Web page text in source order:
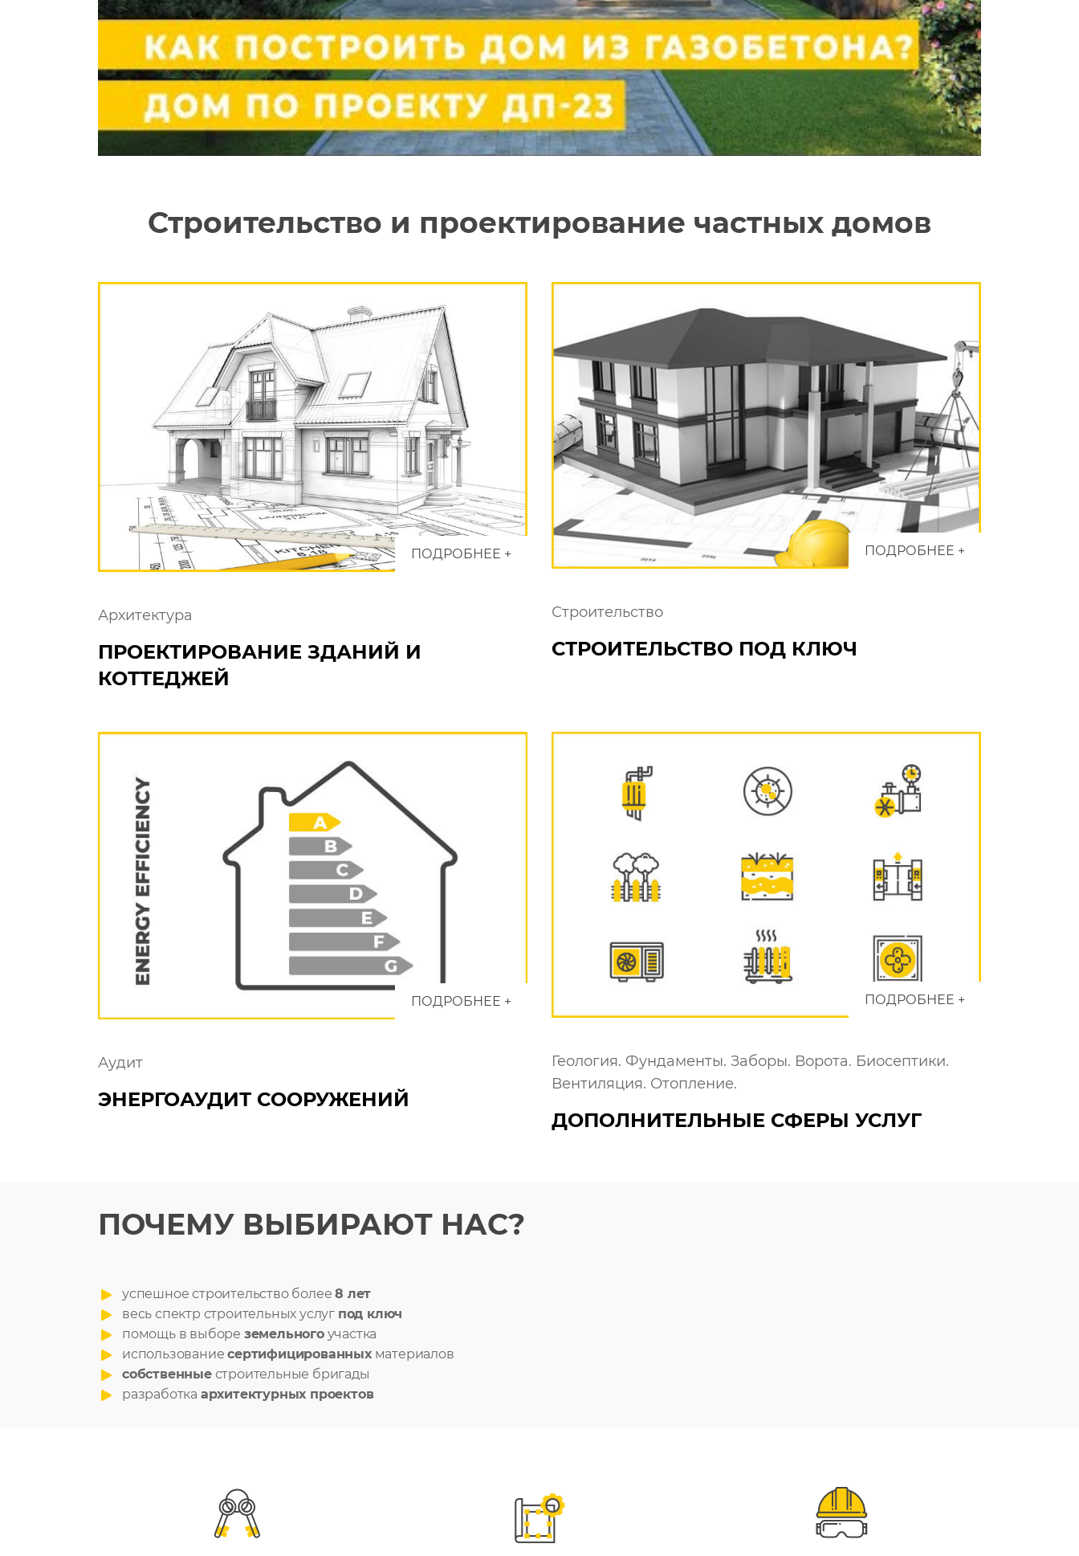
Строительство и проектирование частных домов
ПОДРОБНЕЕ +
Архитектура
ПРОЕКТИРОВАНИЕ ЗДАНИЙ И
КОТТЕДЖЕЙ
ПОДРОБНЕЕ +
Строительство
СТРОИТЕЛЬСТВО ПОД КЛЮЧ
ПОДРОБНЕЕ +
Аудит
ЭНЕРГОАУДИТ СООРУЖЕНИЙ
ПОДРОБНЕЕ +
Геология. Фундаменты. Заборы. Ворота. Биосептики.
Вентиляция. Отопление.
ДОПОЛНИТЕЛЬНЫЕ СФЕРЫ УСЛУГ
ПОЧЕМУ ВЫБИРАЮТ НАС?
успешное строительство более8 лет
весь спектр строительных услуг под ключ
помощь в выборе земельногоучастка
использованиесертифицированныхматериалов
собственныестроительные бригады
разработка архитектурных проектов